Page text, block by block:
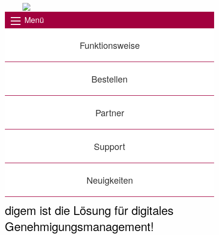
Menü
Funktionsweise
Bestellen
Partner
Support
Neuigkeiten
Vorheriges Bild
◀︎ ▶︎
digem - Digitales Genehmigungsmanagement
Genehmigungs-Kataster immer im Blick!
Nie war es einfacher Genehmigungen digital zu
dokumentieren!
digem ist die Lösung für digitales
Genehmigungsmanagement!